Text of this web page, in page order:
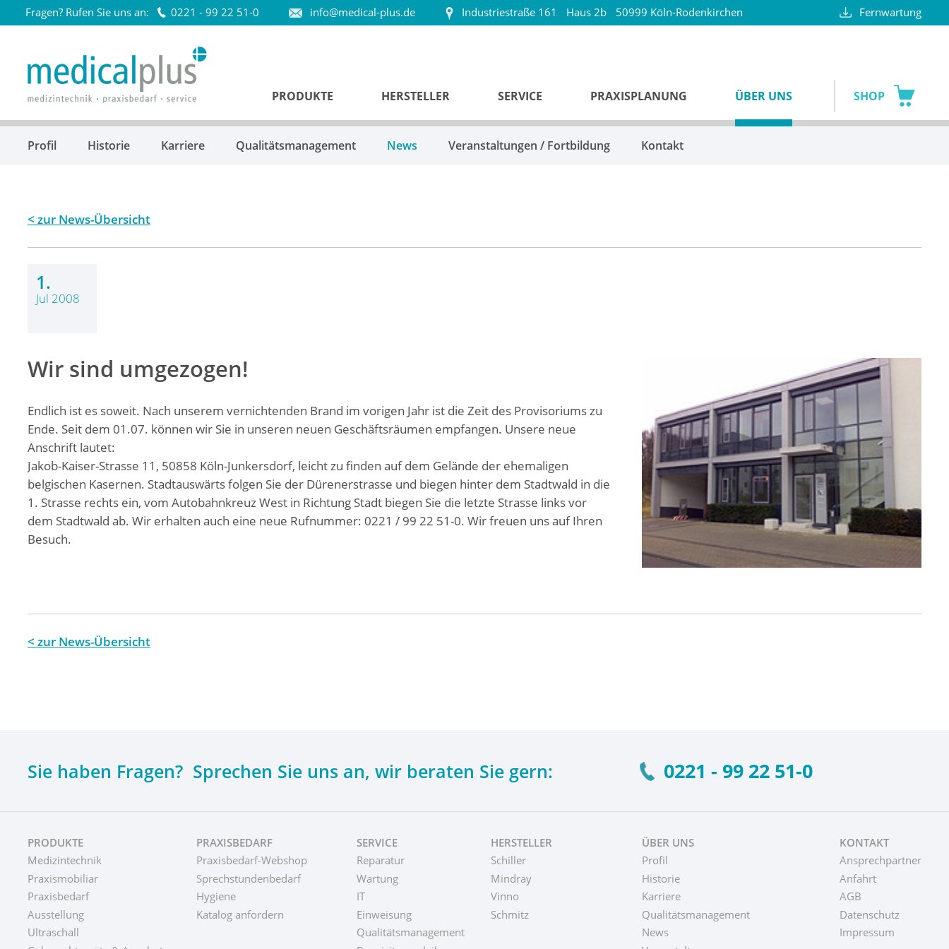
Fragen? Rufen Sie uns an: 0221 - 99 22 51-0 info@medical-plus.de Industriestraße 161 Haus 2b 50999 Köln-Rodenkirchen Fernwartung
PRODUKTE HERSTELLER SERVICE PRAXISPLANUNG ÜBER UNS SHOP
Profil Historie Karriere Qualitätsmanagement News Veranstaltungen / Fortbildung Kontakt
zur News-Übersicht
1.
Jul 2008
Wir sind umgezogen!
Endlich ist es soweit. Nach unserem vernichtenden Brand im vorigen Jahr ist die Zeit des Provisoriums zu
Ende. Seit dem 01.07. können wir Sie in unseren neuen Geschäftsräumen empfangen. Unsere neue
Anschrift lautet:
Jakob-Kaiser-Strasse 11, 50858 Köln-Junkersdorf, leicht zu finden auf dem Gelände der ehemaligen
belgischen Kasernen. Stadtauswärts folgen Sie der Dürenerstrasse und biegen hinter dem Stadtwald in die
1. Strasse rechts ein, vom Autobahnkreuz West in Richtung Stadt biegen Sie die letzte Strasse links vor
dem Stadtwald ab. Wir erhalten auch eine neue Rufnummer: 0221 / 99 22 51-0. Wir freuen uns auf Ihren
Besuch.
zur News-Übersicht
Sie haben Fragen? Sprechen Sie uns an, wir beraten Sie gern: 0221 - 99 22 51-0
PRODUKTE
Medizintechnik
Praxismobiliar
Praxisbedarf
Ausstellung
Ultraschall
PRAXISBEDARF
Praxisbedarf-Webshop
Sprechstundenbedarf
Hygiene
Katalog anfordern
SERVICE
Reparatur
Wartung
IT
Einweisung
Qualitätsmanagement
HERSTELLER
Schiller
Mindray
Vinno
Schmitz
ÜBER UNS
Profil
Historie
Karriere
Qualitätsmanagement
News
KONTAKT
Ansprechpartner
Anfahrt
AGB
Datenschutz
Impressum